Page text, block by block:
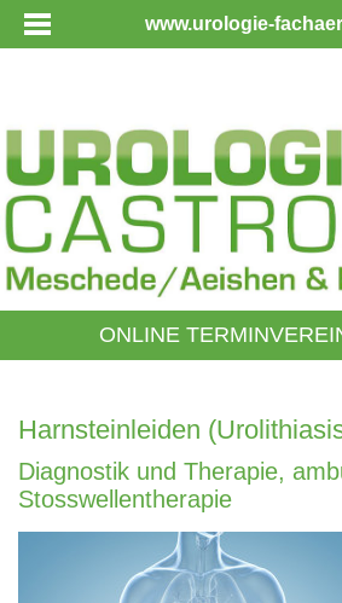
www.urologie-
ONLINE
Harnsteinleiden
Diagnostik und Therapie,
Stosswellentherapie